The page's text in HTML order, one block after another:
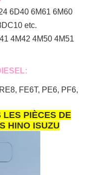
6D40 6M61 6M60
etc.
4M42 4M50 4M51
FE6T, PE6, PF6,
LES PIÈCES DE
HINO ISUZU